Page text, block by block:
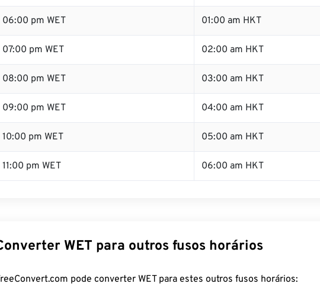
06:00 pm WET 01:00 am HKT
07:00 pm WET 02:00 am HKT
08:00 pm WET 03:00 am HKT
09:00 pm WET 04:00 am HKT
10:00 pm WET 05:00 am HKT
11:00 pm WET 06:00 am HKT
WET para outros fusos horários
pode converter WET para estes outros fusos horários: